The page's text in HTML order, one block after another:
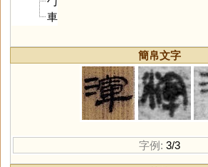
車
簡帛文字
字例: 3/3